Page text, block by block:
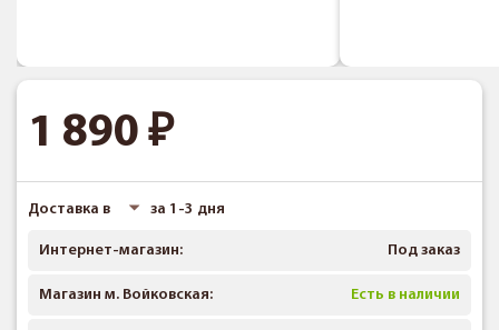
1 890
Доставка в за 1-3 дня
Интернет-магазин: Под заказ
Магазин м. Войковская: Есть в наличии